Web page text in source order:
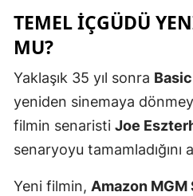
TEMEL İÇGÜDÜ
MU?
Yaklaşık 35 yıl sonra
yeniden sinemaya
filmin senaristi Joe
senaryoyu tamamladığını
Yeni filmin, Amazon MGM